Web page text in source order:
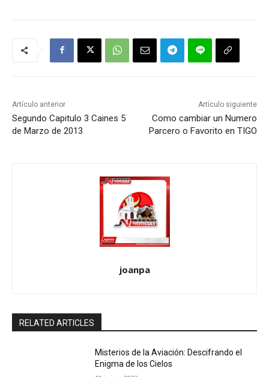
Artículo anterior
Segundo Capitulo 3 Caines 5
de Marzo de 2013
Artículo siguiente
Como cambiar un Numero
Parcero o Favorito en TIGO
joanpa
RELATED ARTICLES
Misterios de la Aviación: Descifrando el
Enigma de los Cielos